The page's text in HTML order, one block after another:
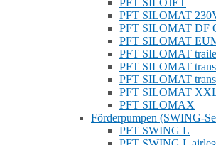
PFT SILOJET
PFT SILOMAT
PFT SILOMAT DF
PFT SILOMAT
PFT SILOMAT
PFT SILOMAT
PFT SILOMAT
PFT SILOMAT
PFT SILOMAX
Förderpumpen (SWING-
PFT SWING L